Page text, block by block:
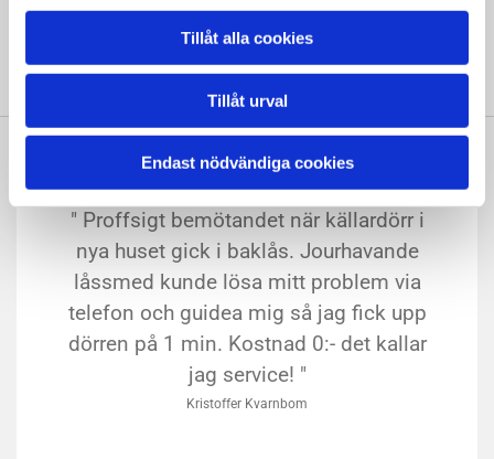
Tillåt alla cookies
Tillåt urval
Endast nödvändiga cookies
" Proffsigt bemötandet när källardörr i
nya huset gick i baklås. Jourhavande
låssmed kunde lösa mitt problem via
telefon och guidea mig så jag fick upp
dörren på 1 min. Kostnad 0:- det kallar
jag service! "
Kristoffer Kvarnbom